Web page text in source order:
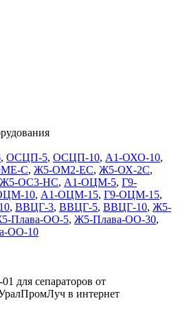
, ОСЦП-5, ОСЦП-10, А1-ОХО-10,
С, Ж5-ОМ2-ЕС, Ж5-ОХ-2С,
Ж5-ОС3-НС, А1-ОЦМ-5, Г9-
10, А1-ОЦМ-15, Г9-ОЦМ-15,
, ВВЦГ-3, ВВЦГ-5, ВВЦГ-10, Ж5-
Плава-ОО-5, Ж5-Плава-ОО-30,
ОО-10
для сепараторов от
в интернет